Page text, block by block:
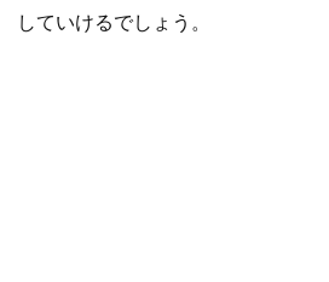
していけるでしょう。